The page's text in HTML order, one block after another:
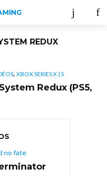
REDUX
, XBOX SERIES X | S
Redux (PS5,